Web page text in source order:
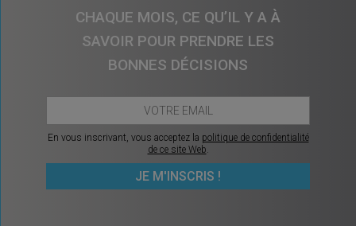
CHAQUE MOIS, CE QU’IL Y A À
SAVOIR POUR PRENDRE LES
BONNES DÉCISIONS
En vous inscrivant, vous acceptez la politique de confidentialité
de ce site Web.